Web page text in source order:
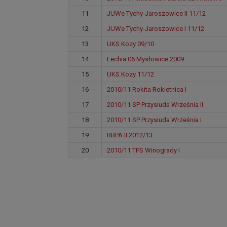
11
JUWe Tychy-Jaroszowice II 11/12
12
JUWe Tychy-Jaroszowice I 11/12
13
UKS Kozy 09/10
14
Lechia 06 Mysłowice 2009
15
UKS Kozy 11/12
16
2010/11 Rokita Rokietnica I
17
2010/11 SP Przysiuda Września II
18
2010/11 SP Przysiuda Września I
19
RBPA II 2012/13
20
2010/11 TPS Winogrady I